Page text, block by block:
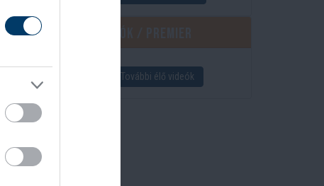
További élő videók